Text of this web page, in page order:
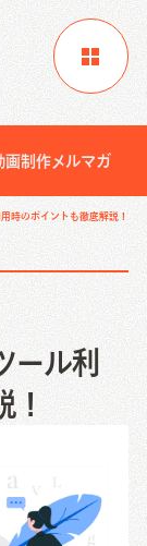
制作実績
ニュース
画制作メルマガ
時のポイントも徹底解説！
ール利
！